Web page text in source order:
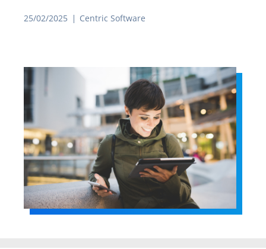
25/02/2025 Centric Software